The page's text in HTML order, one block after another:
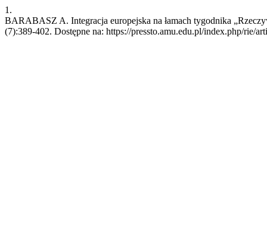
1.
BARABASZ A. Integracja europejska na łamach tygodnika
(7):389-402. Dostępne na: https://pressto.amu.edu.pl/index.php/rie/